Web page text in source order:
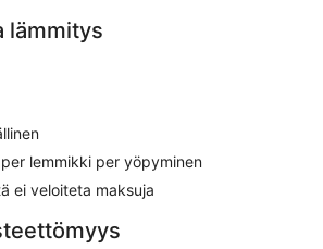
lämmitys
lemmikki per yöpyminen
ei veloiteta maksuja